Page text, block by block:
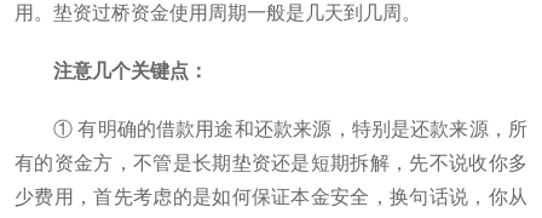
用。垫资过桥资金使用周期一般是几天到几周。
注意几个关键点：
① 有明确的借款用途和还款来源，特别是还款来源，所
有的资金方，不管是长期垫资还是短期拆解，先不说收你多
少费用，首先考虑的是如何保证本金安全，换句话说，你从